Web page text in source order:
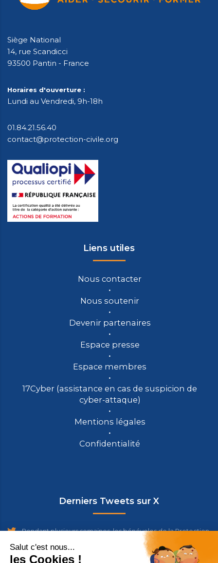
Siège National
14, rue Scandicci
93500 Pantin - France
Horaires d'ouverture :
Lundi au Vendredi, 9h-18h
01.84.21.56.40
contact@protection-civile.org
Liens utiles
Nous contacter
Nous soutenir
Devenir partenaires
Espace presse
Espace membres
17Cyber (assistance en cas de suspicion de
cyber-attaque)
Mentions légales
Confidentialité
Derniers Tweets sur X
Pendant plusieurs semaines, les bénévoles de la Protection
Civile de Vendée se sont relayés pour assurer le Disposi…
https://t.co/wh8YMlH8k5